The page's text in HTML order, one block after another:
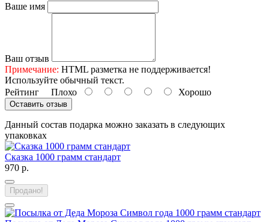
Ваше имя
Ваш отзыв
Примечание: HTML разметка не поддерживается!
Используйте обычный текст.
Рейтинг Плохо Хорошо
Оставить отзыв
Данный состав подарка можно заказать в следующих
упаковках
Сказка 1000 грамм стандарт
970 р.
Продано!